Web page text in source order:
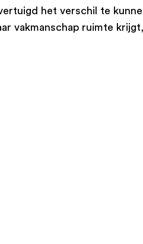
het verschil te
vakmanschap ruimte